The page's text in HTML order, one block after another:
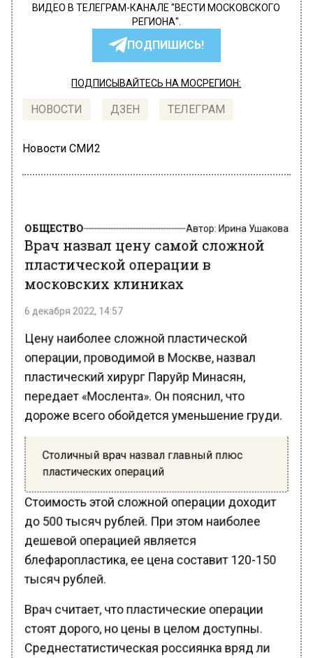
ВИДЕО В ТЕЛЕГРАМ-КАНАЛЕ "ВЕСТИ МОСКОВСКОГО
РЕГИОНА".
ПОДПИШИСЬ!
ПОДПИСЫВАЙТЕСЬ НА МОСРЕГИОН:
НОВОСТИ ДЗЕН ТЕЛЕГРАМ
Новости СМИ2
ОБЩЕСТВО
Врач назвал цену самой сложной
пластической операции в
московских клиниках
6 декабря 2022, 14:57
Цену наиболее сложной пластической
операции, проводимой в Москве, назвал
пластический хирург Паруйр Минасян,
передает «Мослента». Он пояснил, что
дороже всего обойдется уменьшение груди.
Столичный врач назвал главный плюс
пластических операций
Стоимость этой сложной операции доходит
до 500 тысяч рублей. При этом наиболее
дешевой операцией является
блефаропластика, ее цена составит 120-150
тысяч рублей.
Врач считает, что пластические операции
стоят дорого, но цены в целом доступны.
Среднестатистическая россиянка вряд ли